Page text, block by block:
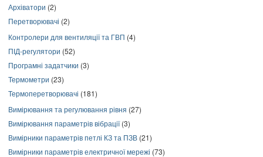
Архіватори (2)
Перетворювачі (2)
Контролери для вентиляції та ГВП (4)
ПІД-регулятори (52)
Програмні задатчики (3)
Термометри (23)
Термоперетворювачі (181)
Вимірювання та регулювання рівня (27)
Вимірювання параметрів вібрації(3)
Вимірники параметрів петлі КЗ та ПЗВ (21)
Вимірники параметрів електричної мережі (73)